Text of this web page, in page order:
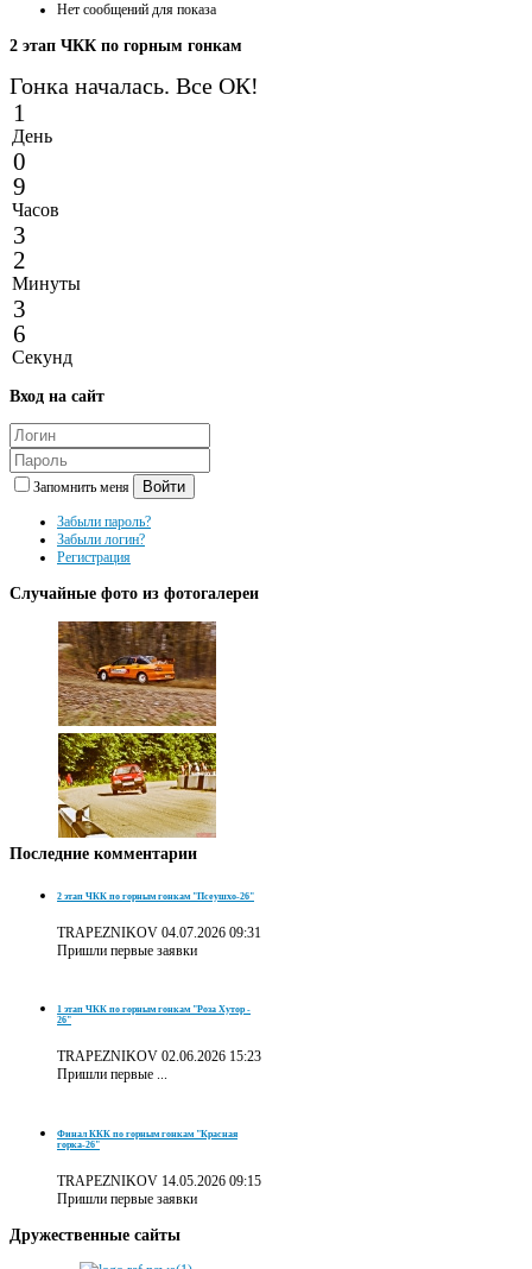
Нет сообщений для показа
2 этап ЧКК по горным гонкам
Гонка началась. Все ОК!
1
День
0
9
Часов
3
2
Минуты
3
6
Секунд
Вход на сайт
Запомнить меня Войти
Забыли пароль?
Забыли логин?
Регистрация
Случайные фото из фотогалереи
Последние комментарии
2 этап ЧКК по горным гонкам "Псеушхо-26"
TRAPEZNIKOV 04.07.2026 09:31
Пришли первые заявки
1 этап ЧКК по горным гонкам "Роза Хутор -
26"
TRAPEZNIKOV 02.06.2026 15:23
Пришли первые ...
Финал ККК по горным гонкам "Красная
горка-26"
TRAPEZNIKOV 14.05.2026 09:15
Пришли первые заявки
Дружественные сайты